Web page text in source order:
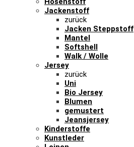
Jackenstoff
zurück
Jacken Steppstoff
Mantel
Softshell
Walk / Wolle
Jersey
zurück
Uni
Bio Jersey
Blumen
gemustert
Jeansjersey
Kinderstoffe
Kunstleder